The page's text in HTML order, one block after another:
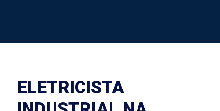
ELETRICISTA